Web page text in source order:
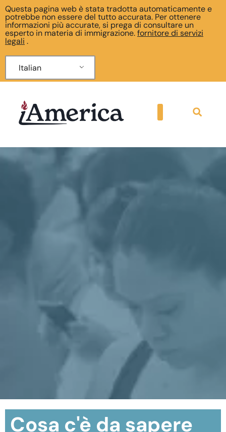
Questa pagina web è stata tradotta automaticamente e
potrebbe non essere del tutto accurata. Per ottenere
informazioni più accurate, si prega di consultare un
esperto in materia di immigrazione.fornitore di servizi
legali .
Italian
Cosa c'è da sapere